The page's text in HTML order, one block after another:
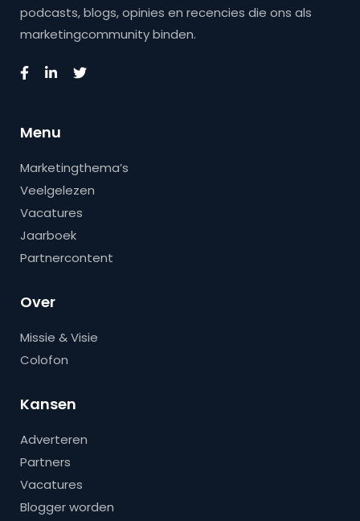
podcasts, blogs, opinies en recencies die ons als
marketingcommunity binden.
Menu
Marketingthema’s
Veelgelezen
Vacatures
Jaarboek
Partnercontent
Over
Missie & Visie
Colofon
Kansen
Adverteren
Partners
Vacatures
Blogger worden